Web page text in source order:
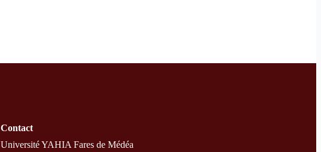
Contact
Université YAHIA Fares de Médéa